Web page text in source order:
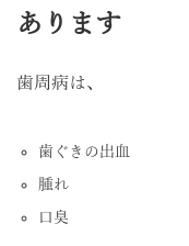
あります
歯周病は、
歯ぐきの出血
腫れ
口臭